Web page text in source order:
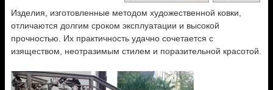
Изделия, изготовленные методом художественной ковки,
отличаются долгим сроком эксплуатации и высокой
прочностью. Их практичность удачно сочетается с
изяществом, неотразимым стилем и поразительной красотой.